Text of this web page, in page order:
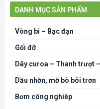
DANH MỤC SẢN PHẨM
Vòng bi – Bạc đạn
Gối đỡ
Dây curoa – Thanh trượt
Dầu nhờn, mỡ bò bôi trơn
Bơm công nghiêp